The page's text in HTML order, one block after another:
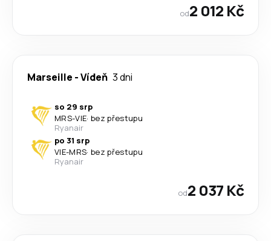
od2 012 Kč
Marseille -Vídeň 3 dni
so 29 srp
MRS-VIE· bez přestupu
Ryanair
po 31 srp
VIE-MRS· bez přestupu
Ryanair
od2 037 Kč